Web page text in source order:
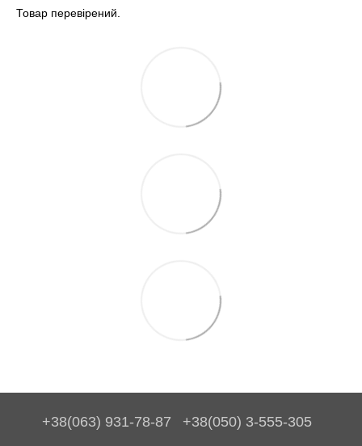
Товар перевірений.
+38(063) 931-78-87 +38(050) 3-555-305